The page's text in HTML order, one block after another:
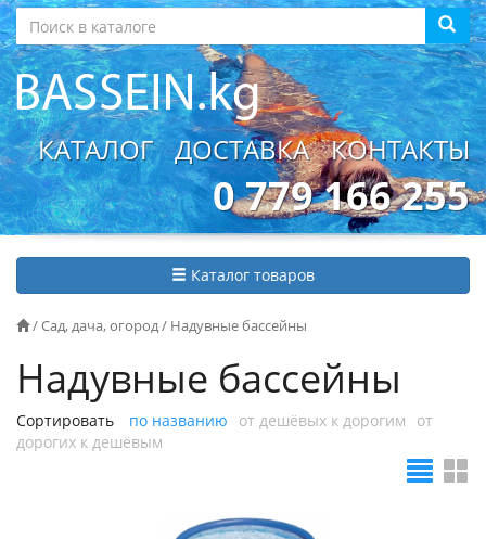
КАТАЛОГ ДОСТАВКА КОНТАКТЫ
0 779 166 255
Каталог товаров
/Сад, дача, огород/ Надувные бассейны
Надувные бассейны
Сортировать по названию от дешёвых к дорогим
от
дорогих к дешёвым